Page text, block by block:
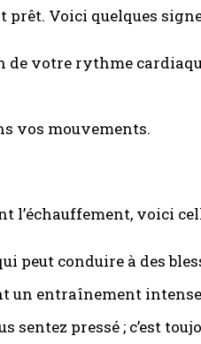
Voici quelques
de votre rythme
vos mouvements.
l’échauffement, voici
peut conduire à des
un entraînement
sentez pressé ; c’est